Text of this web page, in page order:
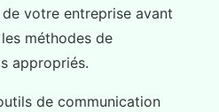
votre entreprise avant
méthodes de
appropriés.
de communication